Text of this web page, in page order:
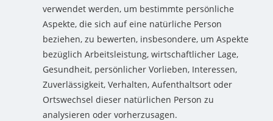
verwendet werden, um bestimmte persönliche
Aspekte, die sich auf eine natürliche Person
beziehen, zu bewerten, insbesondere, um Aspekte
bezüglich Arbeitsleistung, wirtschaftlicher Lage,
Gesundheit, persönlicher Vorlieben, Interessen,
Zuverlässigkeit, Verhalten, Aufenthaltsort oder
Ortswechsel dieser natürlichen Person zu
analysieren oder vorherzusagen.